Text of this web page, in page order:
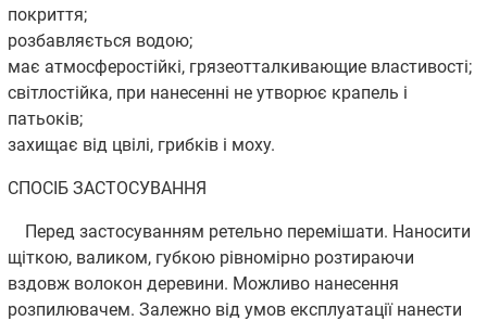
покриття;
розбавляється водою;
має атмосферостійкі, грязеотталкивающие властивості;
світлостійка, при нанесенні не утворює крапель і
патьоків;
захищає від цвілі, грибків і моху.
СПОСІБ ЗАСТОСУВАННЯ
Перед застосуванням ретельно перемішати. Наносити
щіткою, валиком, губкою рівномірно розтираючи
вздовж волокон деревини. Можливо нанесення
розпилювачем. Залежно від умов експлуатації нанести